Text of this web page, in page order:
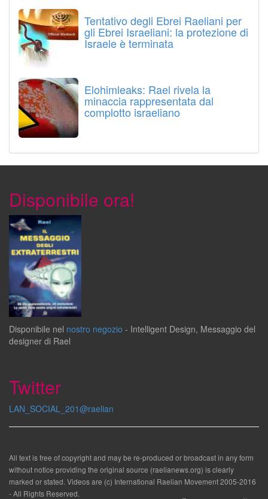
Tentativo degli Ebrei Raeliani per
gli Ebrei Israeliani: la protezione di
Israele è terminata
Elohimleaks: Rael rivela la
minaccia rappresentata dal
complotto israeliano
Disponibile ora!
Disponibile nel nostro negozio - Intelligent Design, Messaggio del
designer di Rael
Twitter
LAN_SOCIAL_201@raelian
All text is free of copyright and may be re-produced or broadcast in any form
without notice providing the original source (raelianews.org) is clearly
marked or stated. Videos are (c) International Raelian Movement 2005-2016
- All Rights Reserved.